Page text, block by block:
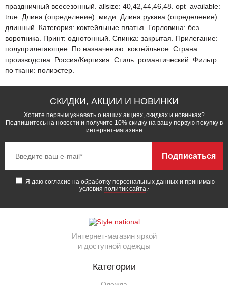
праздничный всесезонный. allsize: 40,42,44,46,48. opt_available:
true. Длина (определение): миди. Длина рукава (определение):
длинный. Категория: коктейльные платья. Горловина: без
воротника. Принт: однотонный. Спинка: закрытая. Прилегание:
полуприлегающее. По назначению: коктейльное. Страна
производства: Россия/Киргизия. Стиль: романтический. Фильтр
по ткани: полиэстер.
СКИДКИ, АКЦИИ И НОВИНКИ
Хотите первым узнавать о наших акциях, скидках и новинках?
Подпишитесь на новости и получите 10% скидку на вашу первую покупку в
интернет-магазине
Я даю согласие на обработку персональных данных и принимаю
условия политик сайта.*
Подписаться
Интернет-магазин яркой
и доступной одежды
Категории